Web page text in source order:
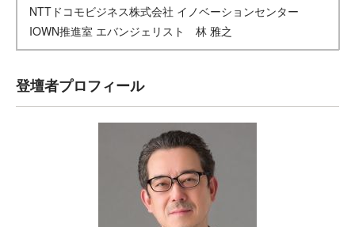
NTTドコモビジネス株式会社 イノベーションセンター
IOWN推進室 エバンジェリスト 林 雅之
登壇者プロフィール